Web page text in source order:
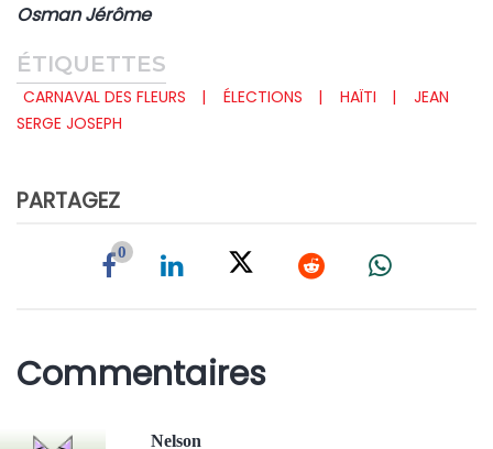
Osman Jérôme
ÉTIQUETTES
CARNAVAL DES FLEURS ÉLECTIONS HAÏTI
JEAN
SERGE JOSEPH
PARTAGEZ
0
Commentaires
Nelson